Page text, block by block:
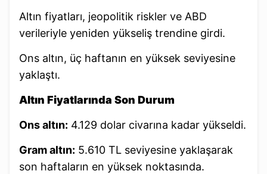
Altın fiyatları, jeopolitik riskler ve ABD
verileriyle yeniden yükseliş trendine girdi.
Ons altın, üç haftanın en yüksek seviyesine
yaklaştı.
Altın Fiyatlarında Son Durum
Ons altın: 4.129 dolar civarına kadar yükseldi.
Gram altın: 5.610 TL seviyesine yaklaşarak
son haftaların en yüksek noktasında.